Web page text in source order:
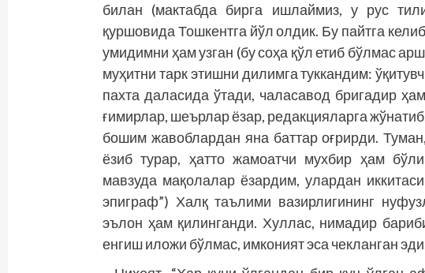
билан (мактабда бирга ишлаймиз, у рус
қуршовида Тошкентга йўл олдик. Бу пайтга
умидимни ҳам узган (бу соҳа қўл етиб бўлмас
муҳитни тарк этишни дилимга туккандим:
пахта даласида ўтади, чаласавод бригадир
ғимирлар, шеърлар ёзар, редакцияларга
бошим жавоблардан яна баттар оғрирди.
ёзиб турар, ҳатто жамоатчи мухбир ҳам
мавзуда мақолалар ёзардим, улардан
эпиграф”) Халқ таълими вазирлигининг
эълон ҳам қилинганди. Хуллас, нимадир
енгиш иложи бўлмас, имконият эса чекланган